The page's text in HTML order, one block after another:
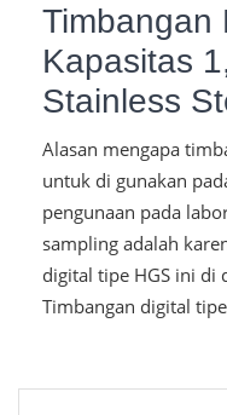
Timbangan
Kapasitas
Stainless
Alasan mengapa
untuk di gunakan
pengunaan pada
sampling adalah
digital tipe HGS ini di
Timbangan digital